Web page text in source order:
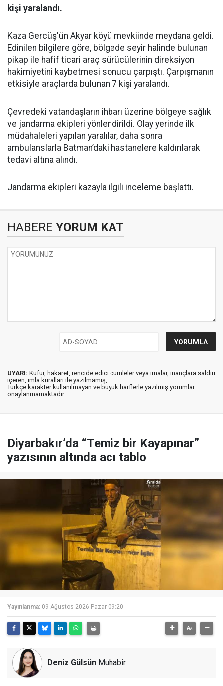
kişi yaralandı.
Kaza Gercüş'ün Akyar köyü mevkiinde meydana geldi.
Edinilen bilgilere göre, bölgede seyir halinde bulunan
pikap ile hafif ticari araç sürücülerinin direksiyon
hakimiyetini kaybetmesi sonucu çarpıştı. Çarpışmanın
etkisiyle araçlarda bulunan 7 kişi yaralandı.
Çevredeki vatandaşların ihbarı üzerine bölgeye sağlık
ve jandarma ekipleri yönlendirildi. Olay yerinde ilk
müdahaleleri yapılan yaralılar, daha sonra
ambulanslarla Batman’daki hastanelere kaldırılarak
tedavi altına alındı.
Jandarma ekipleri kazayla ilgili inceleme başlattı.
HABERE YORUM KAT
UYARI: Küfür, hakaret, rencide edici cümleler veya imalar, inançlara saldırı
içeren, imla kuralları ile yazılmamış,
Türkçe karakter kullanılmayan ve büyük harflerle yazılmış yorumlar
onaylanmamaktadır.
Diyarbakır’da “Temiz bir Kayapınar”
yazısının altında acı tablo
Yayınlanma: 09 Ağustos 2026 Pazar 09:20
Deniz Gülsün Muhabir